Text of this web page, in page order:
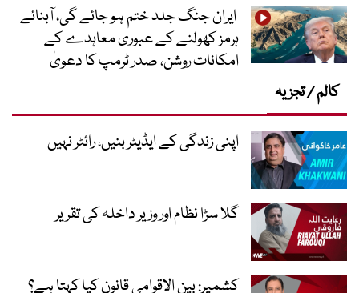
ایران جنگ جلد ختم ہو جائے گی، آبنائے
ہرمز کھولنے کے عبوری معاہدے کے
امکانات روشن، صدر ٹرمپ کا دعویٰ
کالم / تجزیہ
اپنی زندگی کے ایڈیٹر بنیں، رائٹر نہیں
گلا سڑا نظام اور وزیر داخلہ کی تقریر
کشمیر: بین الاقوامی قانون کیا کہتا ہے؟